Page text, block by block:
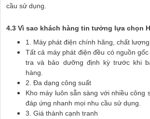
cầu sử dụng.
4.3 Vì sao khách hàng tin tưởng lựa chọn
1. Máy phát điện chính hãng, chất
Tất cả máy phát điện đều có nguồn
tra và bảo dưỡng định kỳ trước khi
hàng.
2. Đa dạng công suất
Kho máy luôn sẵn sàng với nhiều công
đáp ứng nhanh mọi nhu cầu sử dụng.
3. Giá thành cạnh tranh